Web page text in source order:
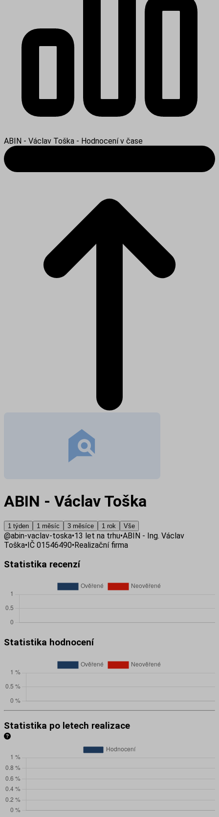
ABIN - Václav Toška - Hodnocení v čase
ABIN - Václav Toška
1 týden 1 měsíc 3 měsíce 1 rok Vše
@abin-vaclav-toska•13 let na trhu•ABIN - Ing. Václav
Toška•IČ 01546490•Realizační firma
Statistika recenzí
Statistika hodnocení
Statistika po letech realizace